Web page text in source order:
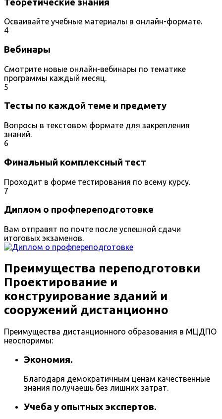
Осваивайте учебные материалы в онлайн-формате.
4
Вебинары
Смотрите новые онлайн-вебинары по тематике
программы каждый месяц.
5
Тесты по каждой теме и предмету
Вопросы в текстовом формате для закрепления
знаний.
6
Финальный комплексный тест
Проходит в форме тестирования по всему курсу.
7
Диплом о профпереподготовке
Вам отправят по почте после успешной сдачи
итоговых экзаменов.
Преимущества переподготовки
Проектирование и
конструирование зданий и
сооружений дистанционно
Преимущества дистанционного образования в МЦДПО
неоспоримы:
Экономия.
Благодаря демократичным ценам качественные
знания получаешь без лишних затрат.
Учеба у опытных экспертов.